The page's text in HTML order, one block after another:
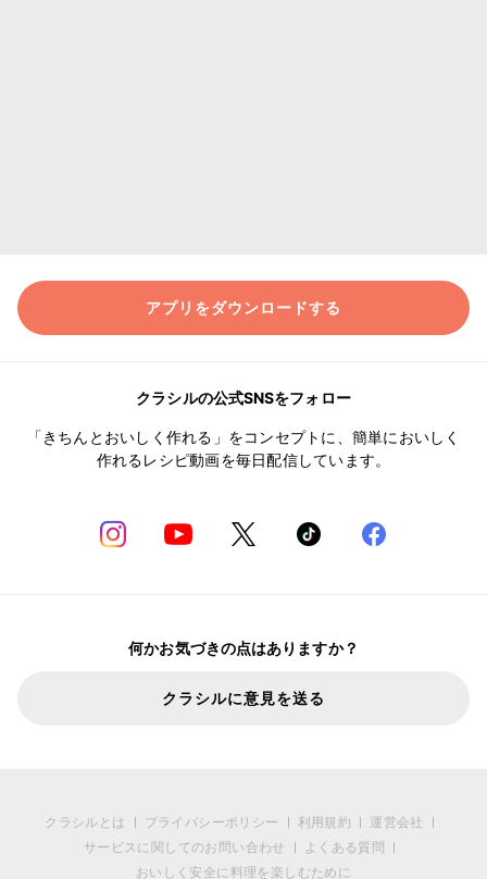
アプリをダウンロードする
クラシルの公式SNSをフォロー
「きちんとおいしく作れる」をコンセプトに、簡単においしく
作れるレシピ動画を毎日配信しています。
何かお気づきの点はありますか？
クラシルに意見を送る
クラシルとは プライバシーポリシー 利用規約
運営会社
サービスに関してのお問い合わせ
よくある質問
おいしく安全に料理を楽しむために